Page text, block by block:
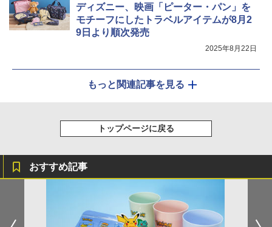
ディズニー、映画「ピーター・パン」を
モチーフにしたトラベルアイテムが8月2
9日より順次発売
2025年8月22日
もっと関連記事を見る
トップページに戻る
おすすめ記事